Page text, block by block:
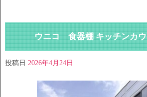
ウニコ 食器棚 キッチンカ
投稿日 2026年4月24日